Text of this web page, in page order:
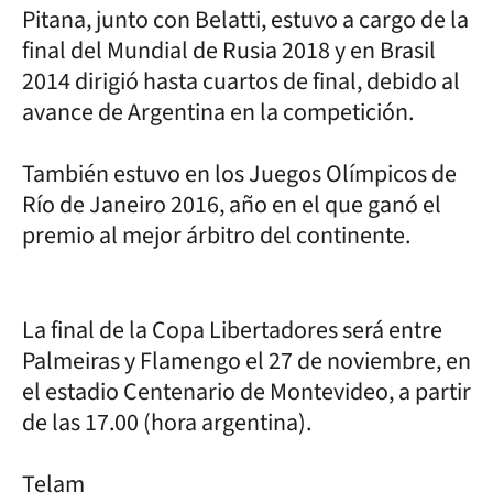
Pitana, junto con Belatti, estuvo a cargo de la
final del Mundial de Rusia 2018 y en Brasil
2014 dirigió hasta cuartos de final, debido al
avance de Argentina en la competición.
También estuvo en los Juegos Olímpicos de
Río de Janeiro 2016, año en el que ganó el
premio al mejor árbitro del continente.
La final de la Copa Libertadores será entre
Palmeiras y Flamengo el 27 de noviembre, en
el estadio Centenario de Montevideo, a partir
de las 17.00 (hora argentina).
Telam